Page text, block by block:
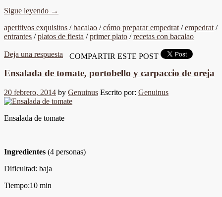
Sigue leyendo →
aperitivos exquisitos /bacalao /cómo preparar empedrat /empedrat /
entrantes /platos de fiesta /primer plato /recetas con bacalao
Deja una respuesta COMPARTIR ESTE POST
Ensalada de tomate, portobello y carpaccio de oreja
20 febrero, 2014 by Genuinus Escrito por: Genuinus
Ensalada de tomate
Ingredientes (4 personas)
Dificultad: baja
Tiempo:10 min